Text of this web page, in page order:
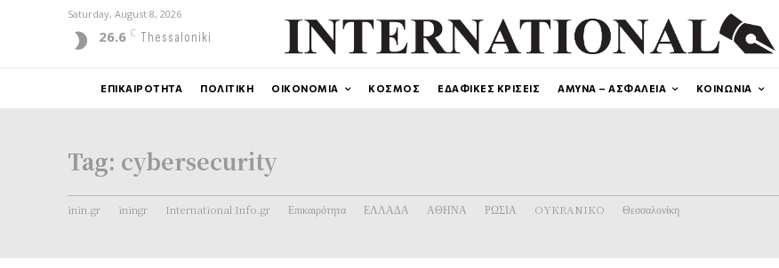
Saturday, August 8, 2026
26.6 C Thessaloniki
ΕΠΙΚΑΙΡΟΤΗΤΑ ΠΟΛΙΤΙΚΗ ΟΙΚΟΝΟΜΙΑ ΚΟΣΜΟΣ ΕΔΑΦΙΚΕΣ ΚΡΙΣΕΙΣ ΑΜΥΝΑ – ΑΣΦΑΛΕΙΑ ΚΟΙΝΩΝΙΑ
Tag: cybersecurity
inin.gr iningr International Info.gr Επικαιρότητα ΕΛΛΑΔΑ ΑΘΗΝΑ ΡΩΣΙΑ OYKRANIKO Θεσσαλονίκη